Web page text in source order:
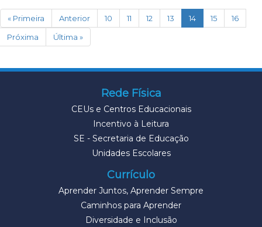
« Primeira Anterior 10 11 12 13 14(current)
15
16
Próxima
Última »
Rede Física
CEUs e Centros Educacionais
Incentivo à Leitura
SE - Secretaria de Educação
Unidades Escolares
Currículo
Aprender Juntos, Aprender Sempre
Caminhos para Aprender
Diversidade e Inclusão